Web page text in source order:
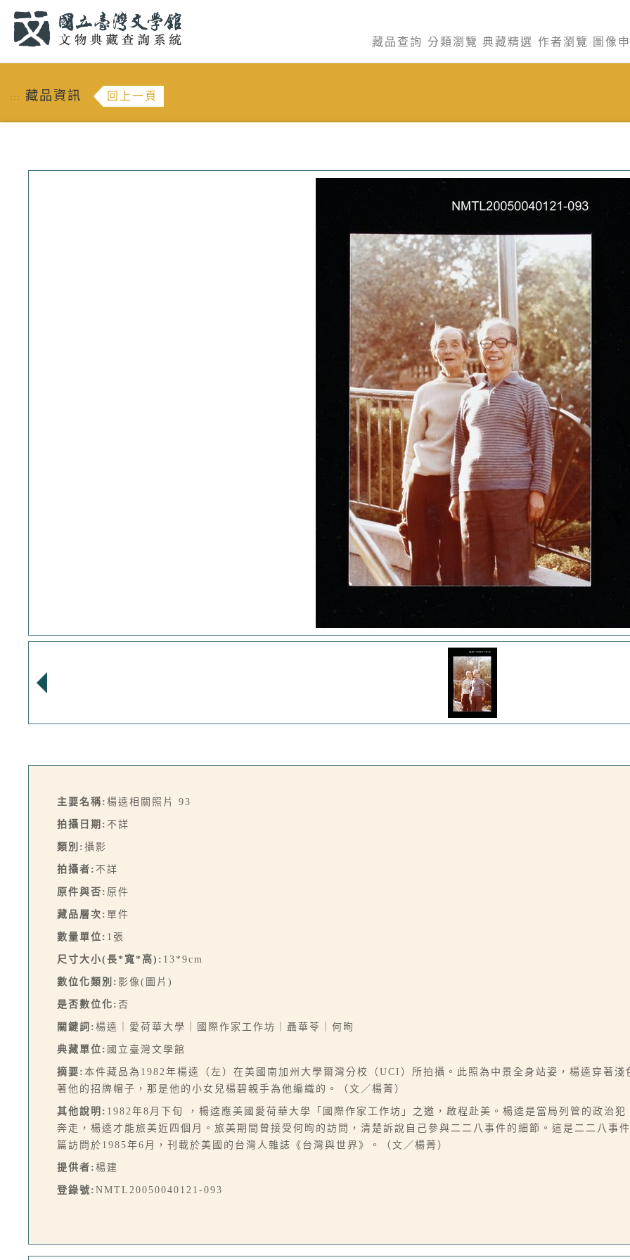
藏品查詢 分類瀏覽 典藏精選 作者瀏覽 圖像
::: 藏品資訊 回上一頁
主要名稱: 楊逵相關照片 93
拍攝日期: 不詳
類別: 攝影
拍攝者: 不詳
原件與否: 原件
藏品層次: 單件
數量單位: 1張
尺寸大小(長*寬*高): 13*9cm
數位化類別: 影像(圖片)
是否數位化: 否
關鍵詞: 楊逵｜愛荷華大學｜國際作家工作坊｜聶華苓｜何㫬
典藏單位: 國立臺灣文學館
摘要: 本件藏品為1982年楊逵（左）在美國南加州大學爾灣分校（UCI）所拍攝。此照為中景全身站姿，楊逵穿著
著他的招牌帽子，那是他的小女兒楊碧親手為他編織的。（文／楊菁）
其他說明: 1982年8月下旬 ，楊逵應美國愛荷華大學「國際作家工作坊」之邀，啟程赴美。楊逵是當局列管的政治
奔走，楊逵才能旅美近四個月。旅美期間曾接受何㫬的訪問，清楚訴說自己參與二二八事件的細節。這是二二八事
篇訪問於1985年6月，刊載於美國的台灣人雜誌《台灣與世界》。（文／楊菁）
提供者: 楊建
登錄號: NMTL20050040121-093